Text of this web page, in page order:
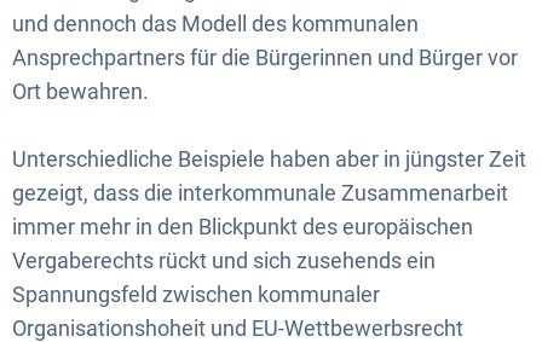
und dennoch das Modell des kommunalen
Ansprechpartners für die Bürgerinnen und Bürger vor
Ort bewahren.
Unterschiedliche Beispiele haben aber in jüngster Zeit
gezeigt, dass die interkommunale Zusammenarbeit
immer mehr in den Blickpunkt des europäischen
Vergaberechts rückt und sich zusehends ein
Spannungsfeld zwischen kommunaler
Organisationshoheit und EU-Wettbewerbsrecht